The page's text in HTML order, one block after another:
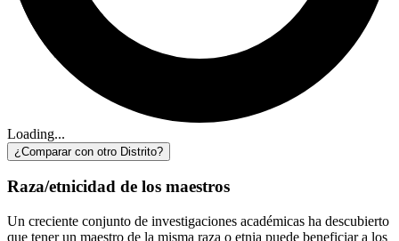
Loading...
¿Comparar con otro Distrito?
Raza/etnicidad de los maestros
Un creciente conjunto de investigaciones académicas ha descubierto
que tener un maestro de la misma raza o etnia puede beneficiar a los